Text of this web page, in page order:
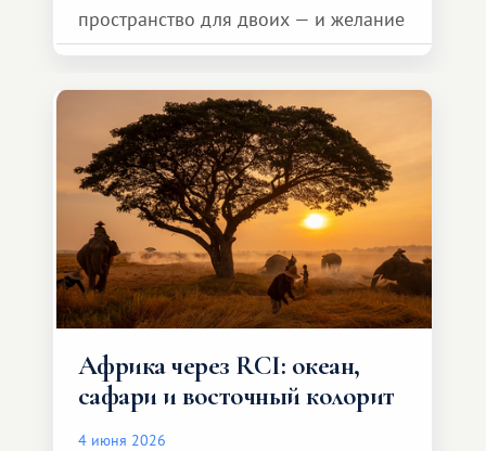
пространство для двоих — и желание
сделать для близкого человека что-то
особенное. Не обязательно
масштабное, но тёплое
и запоминающееся :)
Африка через RCI: океан,
сафари и восточный колорит
4 июня 2026